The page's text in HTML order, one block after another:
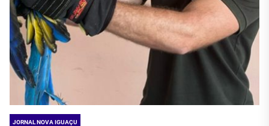
JORNAL NOVA IGUAÇU